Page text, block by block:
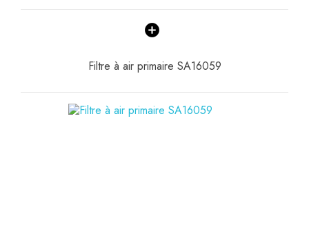
Filtre à air primaire SA16059